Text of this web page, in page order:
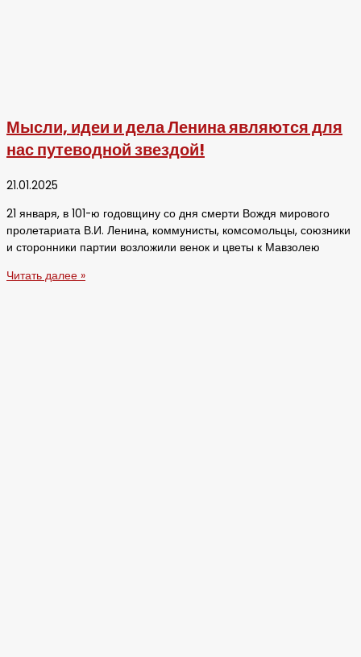
Мысли, идеи и дела Ленина являются для
нас путеводной звездой!
21.01.2025
21 января, в 101-ю годовщину со дня смерти Вождя мирового
пролетариата В.И. Ленина, коммунисты, комсомольцы, союзники
и сторонники партии возложили венок и цветы к Мавзолею
Читать далее »